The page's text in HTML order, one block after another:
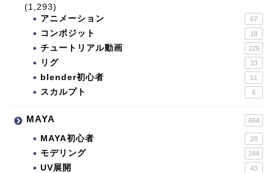
(1,293)
アニメーション
67
コンポジット 18
チュートリアル動画 229
リグ 33
blender初心者 51
スカルプト 6
MAYA 664
MAYA初心者 28
モデリング 244
UV展開 43